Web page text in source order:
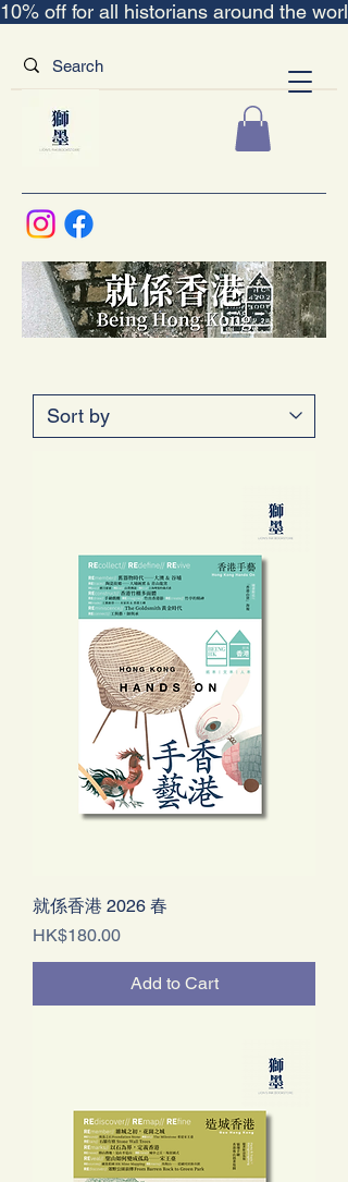
10% off for all historians around the
就係香港 2026 春
Price
HK$180.00
Add to Cart